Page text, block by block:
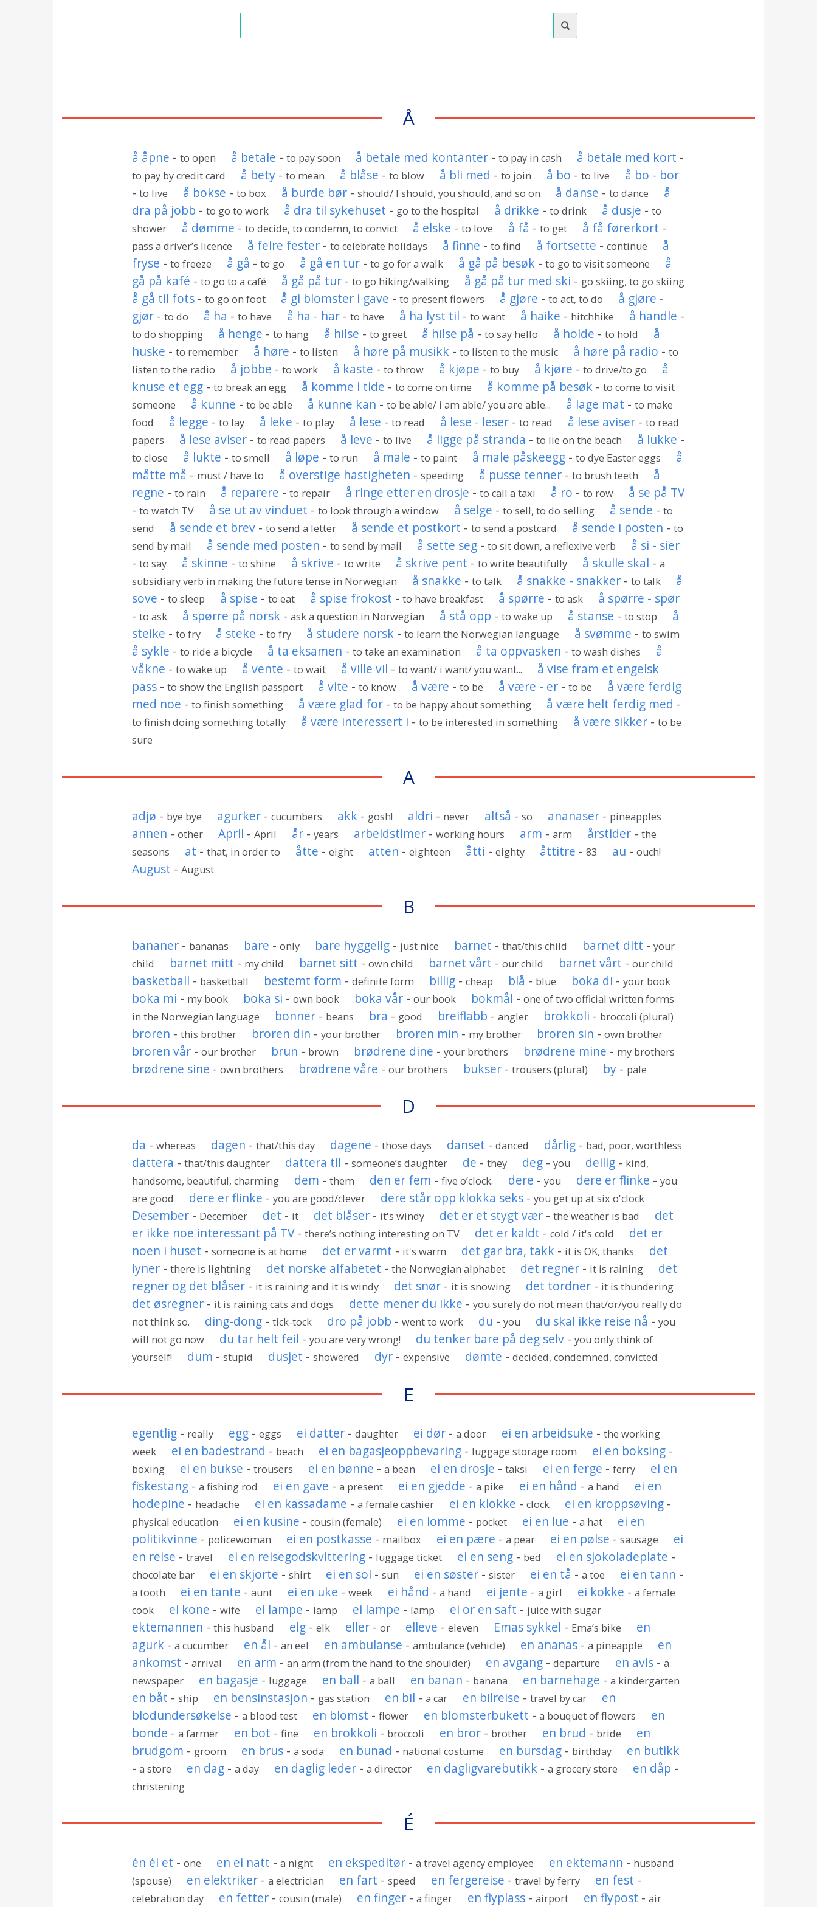
Å
å åpne -to open å betale -to pay soon å betale med kontanter -to pay in cash å betale med kort -
to pay by credit card å bety -to mean å blåse -to blow å bli med -to join å bo -to live
å bo - bor
-to live å bokse -to box å burde bør -should/ I should, you should, and so on å danse -to dance
å
dra på jobb -to go to work å dra til sykehuset - go to the hospital å drikke -to drink å dusje -to
shower
å dømme -to decide, to condemn, to convict å elske -to love å få -to get å få førerkort -
pass a driver’s licence å feire fester -to celebrate holidays å finne -to find å fortsette -continue
å
fryse -to freeze å gå -to go å gå en tur -to go for a walk å gå på besøk -to go to visit someone
å
gå på kafé -to go to a café å gå på tur -to go hiking/walking å gå på tur med ski - go skiing, to go skiing
å gå til fots -to go on foot å gi blomster i gave -to present flowers å gjøre -to act, to do
å gjøre -
gjør -to do å ha -to have å ha - har -to have å ha lyst til -to want å haike - hitchhike å handle -
to do shopping å henge -to hang å hilse -to greet å hilse på -to say hello å holde -to hold
å
huske -to remember å høre -to listen å høre på musikk -to listen to the music å høre på radio -to
listen to the radio
å jobbe -to work å kaste -to throw å kjøpe -to buy å kjøre -to drive/to go
å
knuse et egg -to break an egg å komme i tide -to come on time å komme på besøk -to come to visit
someone
å kunne -to be able å kunne kan -to be able/ i am able/ you are able... å lage mat -to make
food
å legge -to lay å leke -to play å lese -to read å lese - leser -to read å lese aviser -to read
papers
å lese aviser -to read papers å leve -to live å ligge på stranda -to lie on the beach å lukke -
to close å lukte -to smell å løpe -to run å male -to paint å male påskeegg -to dye Easter eggs
å
måtte må - must / have to å overstige hastigheten -speeding å pusse tenner -to brush teeth
å
regne -to rain å reparere -to repair å ringe etter en drosje -to call a taxi å ro -to row
å se på TV
-to watch TV å se ut av vinduet -to look through a window å selge -to sell, to do selling å sende -to
send
å sende et brev -to send a letter å sende et postkort -to send a postcard å sende i posten -to
send by mail
å sende med posten -to send by mail å sette seg -to sit down, a reflexive verb
å si - sier
-to say å skinne -to shine å skrive -to write å skrive pent -to write beautifully å skulle skal -a
subsidiary verb in making the future tense in Norwegian
å snakke -to talk å snakke - snakker -to talk
å
sove -to sleep å spise -to eat å spise frokost -to have breakfast å spørre -to ask
å spørre - spør
-to ask å spørre på norsk -ask a question in Norwegian å stå opp -to wake up å stanse -to stop
å
steike -to fry å steke -to fry å studere norsk -to learn the Norwegian language å svømme -to swim
å sykle -to ride a bicycle å ta eksamen -to take an examination å ta oppvasken -to wash dishes
å
våkne -to wake up å vente -to wait å ville vil -to want/ i want/ you want...
å vise fram et engelsk
pass -to show the English passport å vite -to know å være -to be å være - er -to be
å være ferdig
med noe -to finish something å være glad for -to be happy about something å være helt ferdig med -
to finish doing something totally å være interessert i -to be interested in something å være sikker -to be
sure
A
adjø - bye bye agurker -cucumbers akk - gosh! aldri - never altså -so ananaser - pineapples
annen -other April -April år -years arbeidstimer -working hours arm -arm årstider -the
seasons
at -that, in order to åtte -eight atten -eighteen åtti -eighty åttitre -83 au -ouch!
August -August
B
bananer - bananas bare -only bare hyggelig - just nice barnet -that/this child barnet ditt -your
child
barnet mitt - my child barnet sitt -own child barnet vårt -our child barnet vårt -our child
basketball - basketball bestemt form -definite form billig -cheap blå - blue boka di -your book
boka mi - my book boka si -own book boka vår -our book bokmål -one of two official written forms
in the Norwegian language
bonner - beans bra - good breiflabb -angler brokkoli - broccoli (plural)
broren -this brother broren din -your brother broren min - my brother broren sin -own brother
broren vår -our brother brun - brown brødrene dine -your brothers brødrene mine - my brothers
brødrene sine -own brothers brødrene våre -our brothers bukser -trousers (plural) by - pale
D
da -whereas dagen -that/this day dagene -those days danset -danced dårlig - bad, poor, worthless
dattera -that/this daughter dattera til -someone’s daughter de -they deg -you deilig - kind,
handsome, beautiful, charming
dem -them den er fem -five o’clock. dere -you dere er flinke -you
are good
dere er flinke -you are good/clever dere står opp klokka seks -you get up at six o'clock
Desember - December det - it det blåser - it's windy det er et stygt vær -the weather is bad
det
er ikke noe interessant på TV-there’s nothing interesting on TV det er kaldt -cold / it's cold
det er
noen i huset -someone is at home det er varmt - it's warm det gar bra, takk - it is OK, thanks
det
lyner -there is lightning det norske alfabetet -the Norwegian alphabet det regner - it is raining
det
regner og det blåser - it is raining and it is windy det snør - it is snowing det tordner - it is thundering
det øsregner - it is raining cats and dogs dette mener du ikke -you surely do not mean that/or/you really do
not think so.
ding-dong -tick-tock dro på jobb -went to work du -you du skal ikke reise nå -you
will not go now
du tar helt feil -you are very wrong! du tenker bare på deg selv -you only think of
yourself!
dum -stupid dusjet -showered dyr -expensive dømte -decided, condemned, convicted
E
egentlig - really egg -eggs ei datter -daughter ei dør -a door ei en arbeidsuke -the working
week
ei en badestrand - beach ei en bagasjeoppbevaring - luggage storage room ei en boksing -
boxing ei en bukse -trousers ei en bønne -a bean ei en drosje -taksi ei en ferge -ferry
ei en
fiskestang -a fishing rod ei en gave -a present ei en gjedde -a pike ei en hånd -a hand
ei en
hodepine - headache ei en kassadame -a female cashier ei en klokke -clock ei en kroppsøving -
physical education ei en kusine -cousin (female) ei en lomme - pocket ei en lue -a hat
ei en
politikvinne - policewoman ei en postkasse - mailbox ei en pære -a pear ei en pølse -sausage
ei
en reise -travel ei en reisegodskvittering - luggage ticket ei en seng - bed ei en sjokoladeplate -
chocolate bar ei en skjorte -shirt ei en sol -sun ei en søster -sister ei en tå -a toe ei en tann -
a tooth ei en tante -aunt ei en uke -week ei hånd -a hand ei jente -a girl ei kokke -a female
cook
ei kone -wife ei lampe - lamp ei lampe - lamp ei or en saft - juice with sugar
ektemannen -this husband elg -elk eller -or elleve -eleven Emas sykkel - Ema’s bike
en
agurk -a cucumber en ål -an eel en ambulanse -ambulance (vehicle) en ananas -a pineapple
en
ankomst -arrival en arm -an arm (from the hand to the shoulder) en avgang -departure en avis -a
newspaper
en bagasje - luggage en ball -a ball en banan - banana en barnehage -a kindergarten
en båt -ship en bensinstasjon - gas station en bil -a car en bilreise -travel by car
en
blodundersøkelse -a blood test en blomst -flower en blomsterbukett -a bouquet of flowers
en
bonde -a farmer en bot -fine en brokkoli - broccoli en bror - brother en brud - bride
en
brudgom - groom en brus -a soda en bunad - national costume en bursdag - birthday
en butikk
-a store en dag -a day en daglig leder -a director en dagligvarebutikk -a grocery store en dåp -
christening
É
én éi et -one en ei natt -a night en ekspeditør -a travel agency employee en ektemann - husband
(spouse)
en elektriker -a electrician en fart -speed en fergereise -travel by ferry en fest -
celebration day en fetter -cousin (male) en finger -a finger en flyplass -airport en flypost -air